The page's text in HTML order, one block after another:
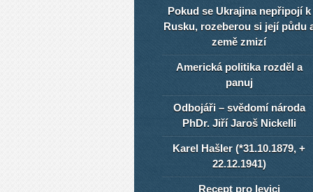
Pokud se Ukrajina nepřipojí k
Rusku, rozeberou si její půdu
země zmizí
Americká politika rozděl a
panuj
Odbojáři – svědomí národa
PhDr. Jiří Jaroš Nickelli
Karel Hašler (*31.10.1879, +
22.12.1941)
Recept pro levici